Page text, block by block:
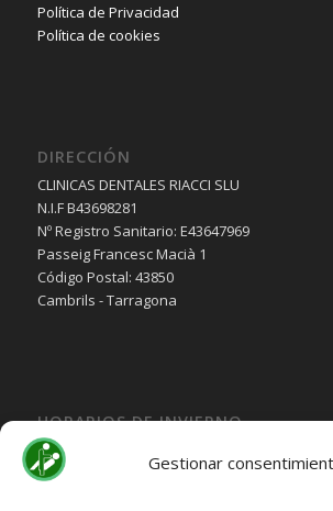
Gestionar
Política de Privacidad
Política de cookies
DIRECCIÓN
CLINICAS DENTALES RIACCI SLU
N.I.F B43698281
Nº Registro Sanitario: E43647969
Passeig Francesc Macià 1
Código Postal: 43850
Cambrils - Tarragona
HORARIOS DE INVIERNO
Lunes, Martes, Jueves y Viernes:
10:00H a 15:30H